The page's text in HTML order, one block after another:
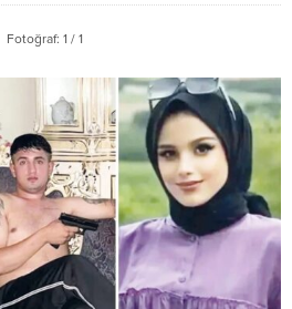
Fotoğraf: 1 / 1